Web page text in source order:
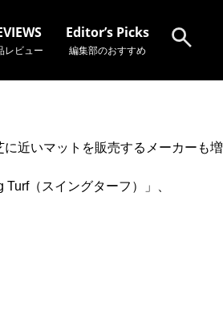
レビュー
Editor’s Picks
編集部のおすすめ
近いマットを販売するメーカーも増
（スイングターフ）」、